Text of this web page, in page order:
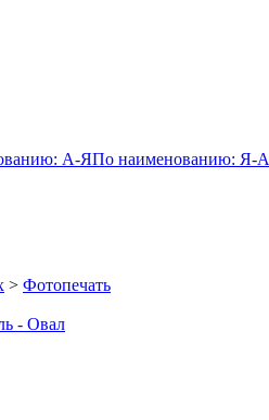
А-ЯПо наименованию: Я-А
> Фотопечать
- Овал